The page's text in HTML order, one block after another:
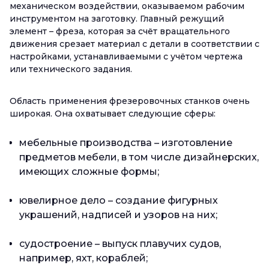
механическом воздействии, оказываемом рабочим
инструментом на заготовку. Главный режущий
элемент – фреза, которая за счёт вращательного
движения срезает материал с детали в соответствии с
настройками, устанавливаемыми с учётом чертежа
или технического задания.
Область применения фрезеровочных станков очень
широкая. Она охватывает следующие сферы:
мебельные производства – изготовление
предметов мебели, в том числе дизайнерских,
имеющих сложные формы;
ювелирное дело – создание фигурных
украшений, надписей и узоров на них;
судостроение – выпуск плавучих судов,
например, яхт, кораблей;